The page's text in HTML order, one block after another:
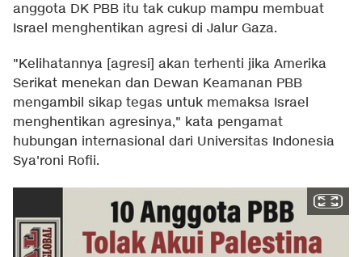
anggota DK PBB itu tak cukup mampu membuat
Israel menghentikan agresi di Jalur Gaza.
"Kelihatannya [agresi] akan terhenti jika Amerika
Serikat menekan dan Dewan Keamanan PBB
mengambil sikap tegas untuk memaksa Israel
menghentikan agresinya," kata pengamat
hubungan internasional dari Universitas Indonesia
Sya'roni Rofii.